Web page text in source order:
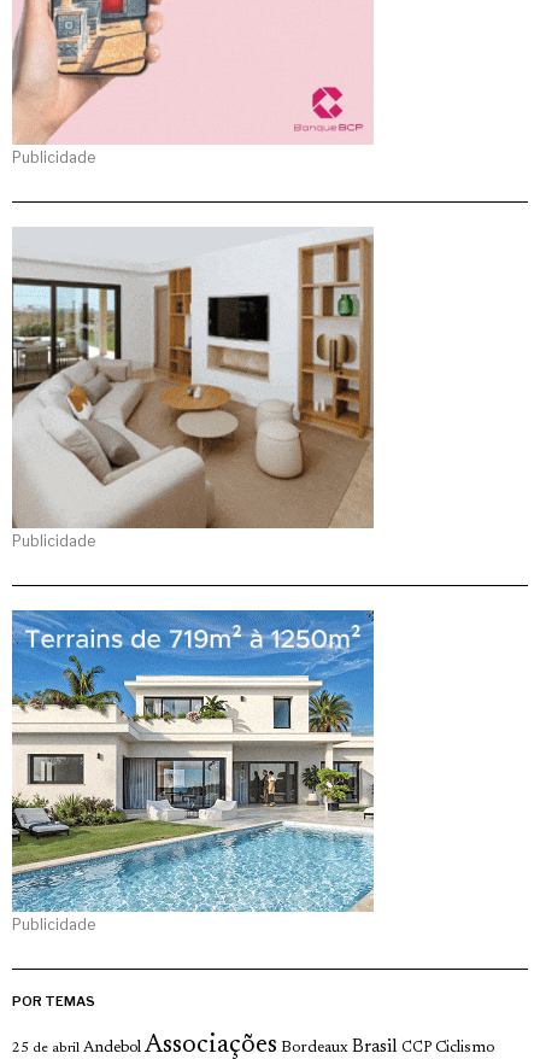
Publicidade
Publicidade
Publicidade
POR TEMAS
25 de abril Andebol Associações Bordeaux Brasil CCP Ciclismo